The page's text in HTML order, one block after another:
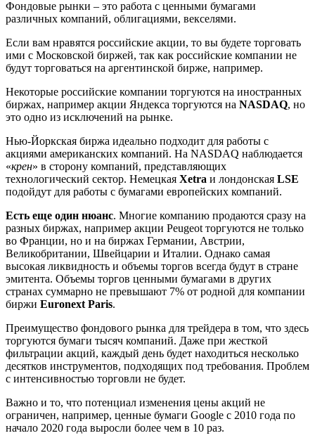
Фондовые рынки – это работа с ценными бумагами
различных компаний, облигациями, векселями.
Если вам нравятся российские акции, то вы будете торговать
ими с Московской биржей, так как российские компании не
будут торговаться на аргентинской бирже, например.
Некоторые российские компании торгуются на иностранных
биржах, например акции Яндекса торгуются на NASDAQ, но
это одно из исключений на рынке.
Нью-Йоркская биржа идеально подходит для работы с
акциями американских компаний. На NASDAQ наблюдается
«крен» в сторону компаний, представляющих
технологический сектор. Немецкая Xetra и лондонская LSE
подойдут для работы с бумагами европейских компаний.
Есть еще один нюанс. Многие компанию продаются сразу на
разных биржах, например акции Peugeot торгуются не только
во Франции, но и на биржах Германии, Австрии,
Великобритании, Швейцарии и Италии. Однако самая
высокая ликвидность и объемы торгов всегда будут в стране
эмитента. Объемы торгов ценными бумагами в других
странах суммарно не превышают 7% от родной для компании
биржи Euronext Paris.
Преимущество фондового рынка для трейдера в том, что здесь
торгуются бумаги тысяч компаний. Даже при жесткой
фильтрации акций, каждый день будет находиться несколько
десятков инструментов, подходящих под требования. Проблем
с интенсивностью торговли не будет.
Важно и то, что потенциал изменения цены акций не
ограничен, например, ценные бумаги Google с 2010 года по
начало 2020 года выросли более чем в 10 раз.